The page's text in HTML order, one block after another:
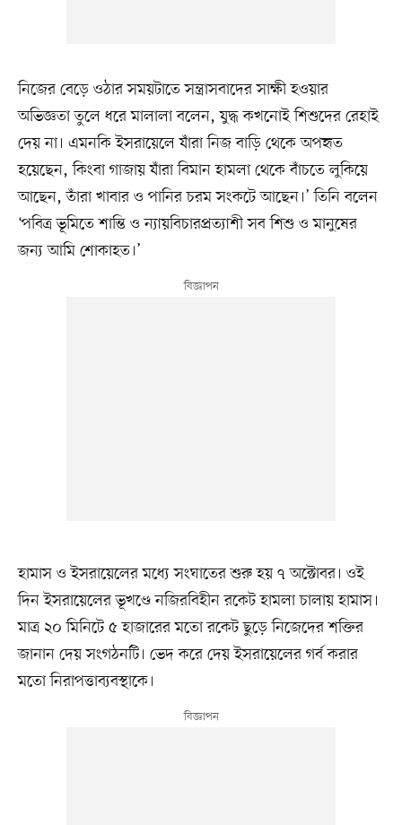
নিজের বেড়ে ওঠার সময়টাতে সন্ত্রাসবাদের সাক্ষী হওয়ার
অভিজ্ঞতা তুলে ধরে মালালা বলেন, যুদ্ধ কখনোই শিশুদের রেহাই
দেয় না। এমনকি ইসরায়েলে যাঁরা নিজ বাড়ি থেকে অপহৃত
হয়েছেন, কিংবা গাজায় যাঁরা বিমান হামলা থেকে বাঁচতে লুকিয়ে
আছেন, তাঁরা খাবার ও পানির চরম সংকটে আছেন।’ তিনি বলেন
‘পবিত্র ভূমিতে শান্তি ও ন্যায়বিচারপ্রত্যাশী সব শিশু ও মানুষের
জন্য আমি শোকাহত।’
হামাস ও ইসরায়েলের মধ্যে সংঘাতের শুরু হয় ৭ অক্টোবর। ওই
দিন ইসরায়েলের ভূখণ্ডে নজিরবিহীন রকেট হামলা চালায় হামাস।
মাত্র ২০ মিনিটে ৫ হাজারের মতো রকেট ছুড়ে নিজেদের শক্তির
জানান দেয় সংগঠনটি। ভেদ করে দেয় ইসরায়েলের গর্ব করার
মতো নিরাপত্তাব্যবস্থাকে।